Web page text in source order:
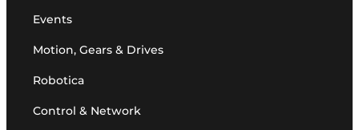
Events
Motion, Gears & Drives
Robotica
Control & Network